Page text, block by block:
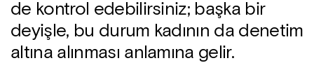
de kontrol edebilirsiniz; başka bir
deyişle, bu durum kadının da denetim
altına alınması anlamına gelir.